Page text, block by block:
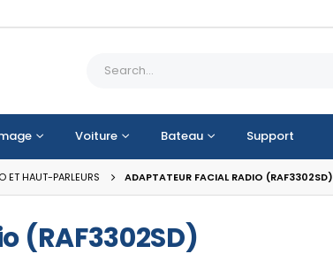
Voiture Bateau Support
ET HAUT-PARLEURS ADAPTATEUR FACIAL RADIO (RAF3302SD)